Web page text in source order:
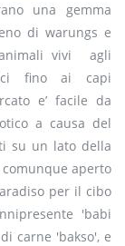
una gemma
di warungs e
vivi agli
fino ai capi
e’ facile da
a causa del
su un lato della
comunque aperto
per il cibo
'babi
carne 'bakso', e